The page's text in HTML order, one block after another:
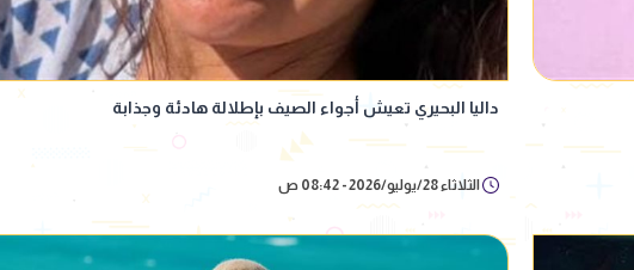
داليا البحيري تعيش أجواء الصيف بإطلالة هادئة وجذابة
الثلاثاء 28/يوليو/2026 - 08:42 ص